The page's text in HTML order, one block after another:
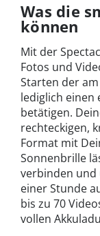
Was die
können
Mit der
Fotos und
Starten der
lediglich einen
betätigen.
rechteckigen,
Format mit
Sonnenbrille
verbinden und
einer Stunde
bis zu 70
vollen